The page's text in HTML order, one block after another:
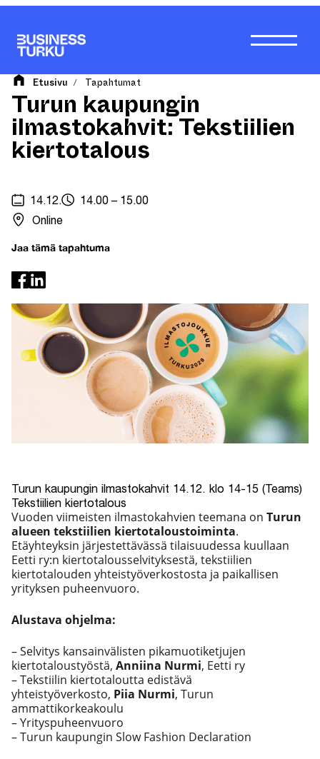
Etusivu / Tapahtumat
Turun kaupungin
ilmastokahvit: Tekstiilien
kiertotalous
14.12.
14.00 – 15.00
Online
Jaa tämä tapahtuma
Turun kaupungin ilmastokahvit 14.12. klo 14-15 (Teams)
Tekstiilien kiertotalous
Vuoden viimeisten ilmastokahvien teemana on Turun
alueen tekstiilien kiertotaloustoiminta.
Etäyhteyksin järjestettävässä tilaisuudessa kuullaan
Eetti ry:n kiertotalousselvityksestä, tekstiilien
kiertotalouden yhteistyöverkostosta ja paikallisen
yrityksen puheenvuoro.
Alustava ohjelma:
– Selvitys kansainvälisten pikamuotiketjujen
kiertotaloustyöstä, Anniina Nurmi, Eetti ry
– Tekstiilin kiertotaloutta edistävä
yhteistyöverkosto, Piia Nurmi, Turun
ammattikorkeakoulu
– Yrityspuheenvuoro
– Turun kaupungin Slow Fashion Declaration